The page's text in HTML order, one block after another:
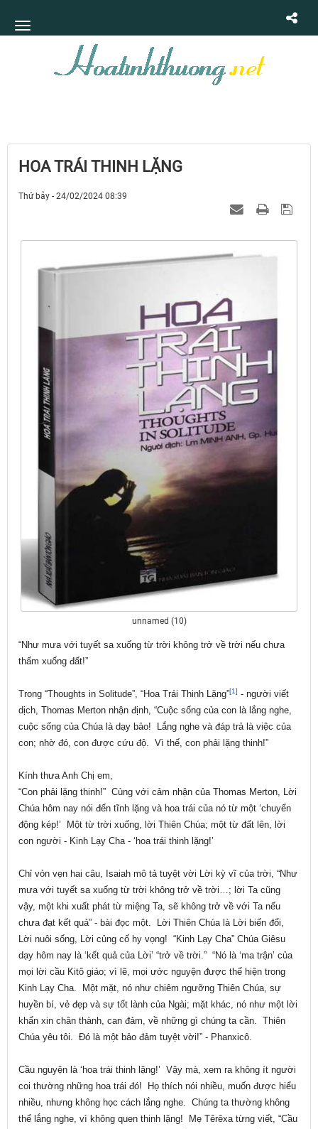
HOA TRÁI THINH LẶNG
Thứ bảy - 24/02/2024 08:39
unnamed (10)
“Như mưa với tuyết sa xuống từ trời không trở về trời nếu chưa
thấm xuống đất!”
Trong “Thoughts in Solitude”, “Hoa Trái Thinh Lặng”[1] - người viết
dịch, Thomas Merton nhận định, “Cuộc sống của con là lắng nghe,
cuộc sống của Chúa là dạy bảo! Lắng nghe và đáp trả là việc của
con; nhờ đó, con được cứu độ. Vì thế, con phải lặng thinh!”
Kính thưa Anh Chị em,
“Con phải lặng thinh!” Cùng với cảm nhận của Thomas Merton, Lời
Chúa hôm nay nói đến tĩnh lặng và hoa trái của nó từ một ‘chuyển
động kép!’ Một từ trời xuống, lời Thiên Chúa; một từ đất lên, lời
con người - Kinh Lạy Cha - ‘hoa trái thinh lặng!’
Chỉ vỏn vẹn hai câu, Isaiah mô tả tuyệt vời Lời kỳ vĩ của trời, “Như
mưa với tuyết sa xuống từ trời không trở về trời…; lời Ta cũng
vậy, một khi xuất phát từ miệng Ta, sẽ không trở về với Ta nếu
chưa đạt kết quả” - bài đọc một. Lời Thiên Chúa là Lời biến đổi,
Lời nuôi sống, Lời củng cố hy vọng! “Kinh Lạy Cha” Chúa Giêsu
dạy hôm nay là ‘kết quả của Lời’ “trở về trời.” “Nó là ‘ma trận’ của
mọi lời cầu Kitô giáo; vì lẽ, mọi ước nguyện được thể hiện trong
Kinh Lạy Cha. Một mặt, nó như chiêm ngưỡng Thiên Chúa, sự
huyền bí, vẻ đẹp và sự tốt lành của Ngài; mặt khác, nó như một lời
khẩn xin chân thành, can đảm, về những gì chúng ta cần. Thiên
Chúa yêu tôi. Đó là một bảo đảm tuyệt vời!” - Phanxicô.
Cầu nguyện là ‘hoa trái thinh lặng!’ Vậy mà, xem ra không ít người
coi thường những hoa trái đó! Họ thích nói nhiều, muốn được hiểu
nhiều, nhưng không học cách lắng nghe. Chúng ta thường không
thể lắng nghe, vì không quen thinh lặng! Mẹ Têrêxa từng viết, “Cầu